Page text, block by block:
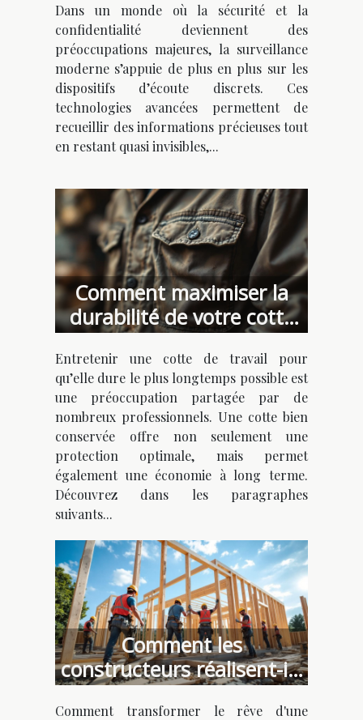
surveillance moderne
Dans un monde où la sécurité et la
confidentialité deviennent des
préoccupations majeures, la surveillance
moderne s’appuie de plus en plus sur les
dispositifs d’écoute discrets. Ces
technologies avancées permettent de
recueillir des informations précieuses tout
en restant quasi invisibles,...
Comment maximiser la
durabilité de votre cotte
de travail ?
Entretenir une cotte de travail pour
qu’elle dure le plus longtemps possible est
une préoccupation partagée par de
nombreux professionnels. Une cotte bien
conservée offre non seulement une
protection optimale, mais permet
également une économie à long terme.
Découvrez dans les paragraphes
suivants...
Comment les
constructeurs réalisent-ils
votre maison idéale ?
Comment transformer le rêve d'une